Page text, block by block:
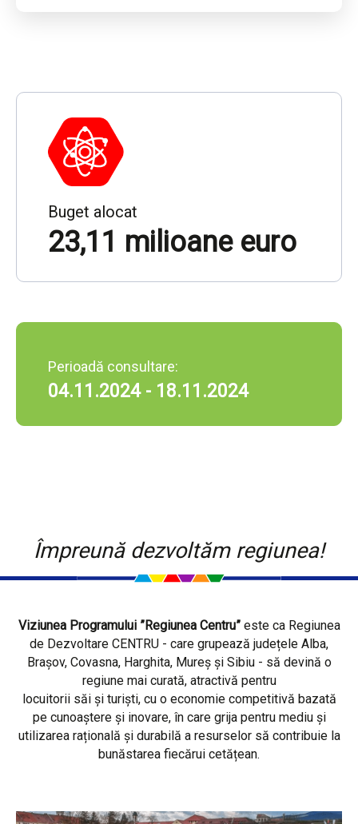
Buget alocat
23,11 milioane euro
Perioadă consultare:
04.11.2024 - 18.11.2024
Împreună dezvoltăm regiunea!
Viziunea Programului ”Regiunea Centru”este ca Regiunea
de Dezvoltare CENTRU - care grupează județele Alba,
Brașov, Covasna, Harghita, Mureș și Sibiu - să devină o
regiune mai curată, atractivă pentru
locuitorii săi și turiști, cu o economie competitivă bazată
pe cunoaștere și inovare, în care grija pentru mediu și
utilizarea rațională și durabilă a resurselor să contribuie la
bunăstarea fiecărui cetățean.